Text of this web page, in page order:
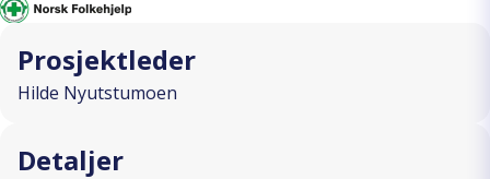
Prosjektleder
Hilde Nyutstumoen
Detaljer